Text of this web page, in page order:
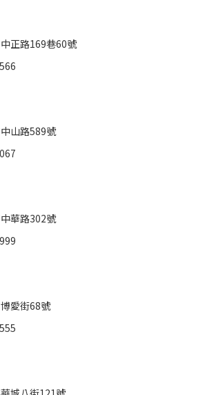
正路169巷60號
山路589號
華路302號
愛街68號